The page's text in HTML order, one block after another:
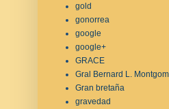
gold
gonorrea
google
google+
GRACE
Gral Bernard L.
Gran bretaña
gravedad